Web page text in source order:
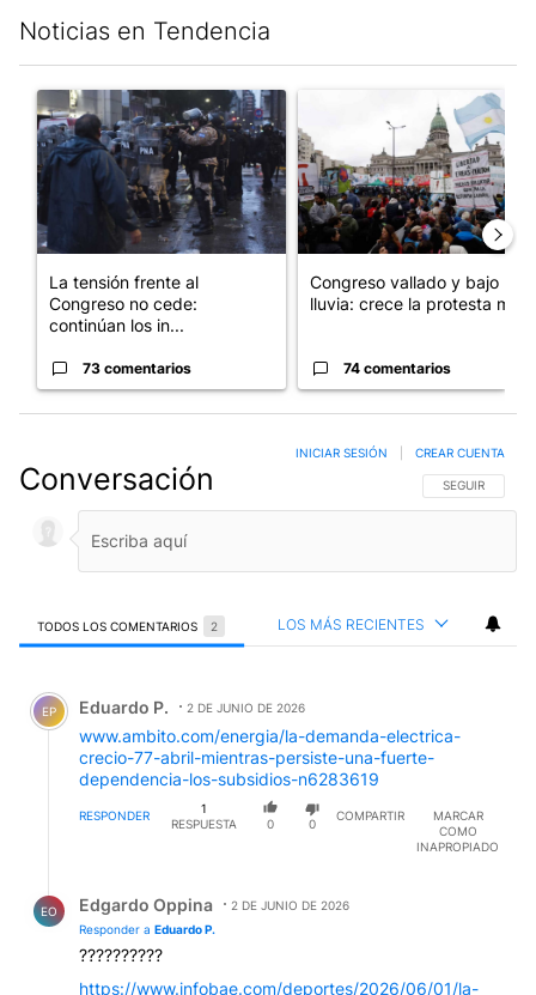
Noticias en Tendencia
Un artículo de tendencia con el título "La tensión frente al
La tensión frente al
Congreso no cede:
continúan los in...
73 comentarios
Un artículo de tendencia
Congreso vallado y bajo la
lluvia: crece la protesta mi...
74 comentarios
Conversación SIGA ESTA
SEGUIR
INICIAR SESIÓN CREAR CUENTA
TODOS LOS COMENTARIOS 2 LOS MÁS RECIENTES
Comentario de Eduardo P..
EP Eduardo P. 2 DE JUNIO DE 2026
www.ambito.com/energia/la-demanda-electrica-
crecio-77-abril-mientras-persiste-una-fuerte-
dependencia-los-subsidios-n6283619
RESPONDER
1
RESPUESTA
0 0
COMPARTIR
MARCAR
COMO
INAPROPIADO
EO Edgardo Oppina
2 DE JUNIO DE 2026
Responder a Eduardo P.
??????????
https://www.infobae.com/deportes/2026/06/01/la-